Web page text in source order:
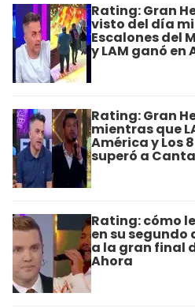
Rating: Gran
visto del día
Escalones del
y LAM ganó en
Rating: Gran
mientras que
América y Los
superó a
Rating: cómo
en su segundo
a la gran final
Ahora